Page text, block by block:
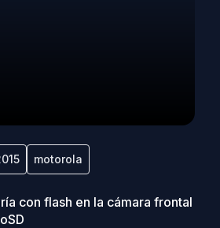
motorola
con flash en la cámara frontal